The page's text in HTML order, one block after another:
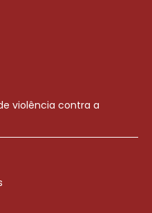
violência contra a